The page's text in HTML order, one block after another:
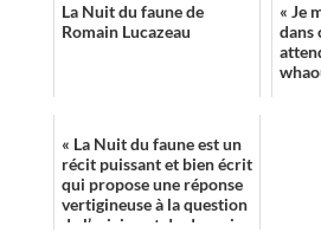
La Nuit du faune de
Romain Lucazeau
« Je
dans
« La Nuit du faune est un
récit puissant et bien écrit
qui propose une réponse
vertigineuse à la question
de l’origine et du devenir